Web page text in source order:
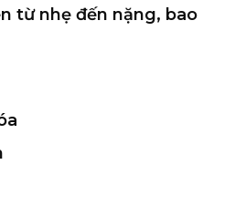
từ nhẹ đến nặng, bao